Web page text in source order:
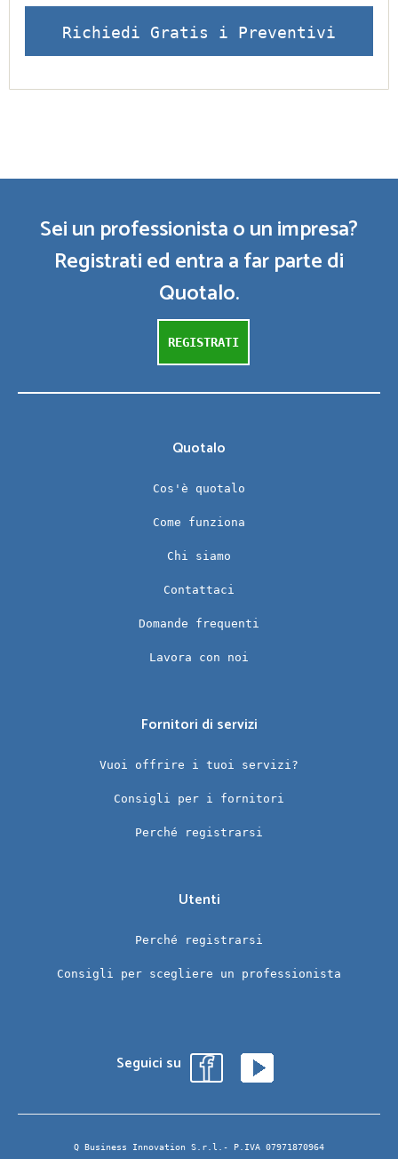
Richiedi Gratis i Preventivi
Sei un professionista o un impresa?
Registrati ed entra a far parte di
Quotalo.
REGISTRATI
Quotalo
Cos'è quotalo
Come funziona
Chi siamo
Contattaci
Domande frequenti
Lavora con noi
Fornitori di servizi
Vuoi offrire i tuoi servizi?
Consigli per i fornitori
Perché registrarsi
Utenti
Perché registrarsi
Consigli per scegliere un professionista
Seguici su
Q Business Innovation S.r.l.- P.IVA 07971870964